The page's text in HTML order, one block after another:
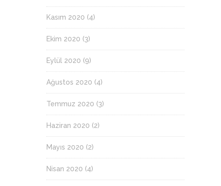
Kasım 2020 (4)
Ekim 2020 (3)
Eylül 2020 (9)
Ağustos 2020 (4)
Temmuz 2020 (3)
Haziran 2020 (2)
Mayıs 2020 (2)
Nisan 2020 (4)